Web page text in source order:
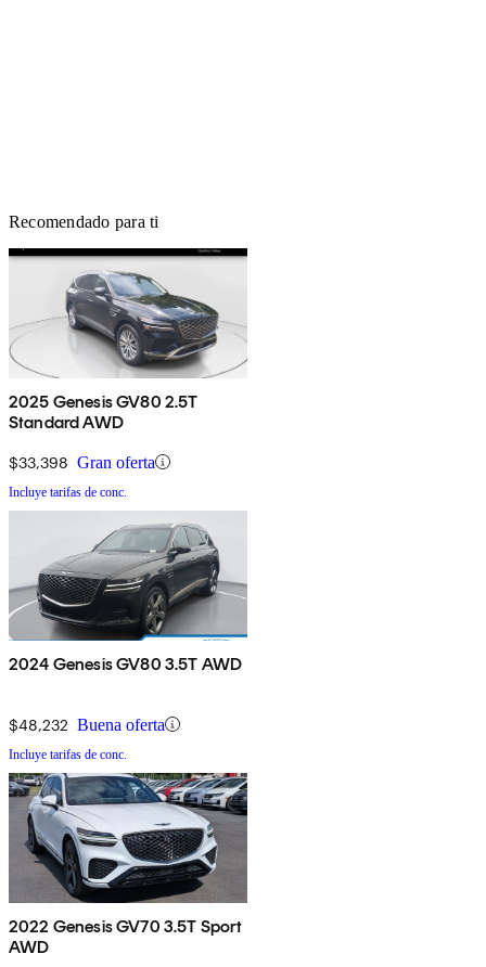
Recomendado para ti
2025 Genesis GV80 2.5T
Standard AWD
$33,398 Gran oferta
Incluye tarifas de conc.
2024 Genesis GV80 3.5T AWD
$48,232 Buena oferta
Incluye tarifas de conc.
2022 Genesis GV70 3.5T Sport
AWD